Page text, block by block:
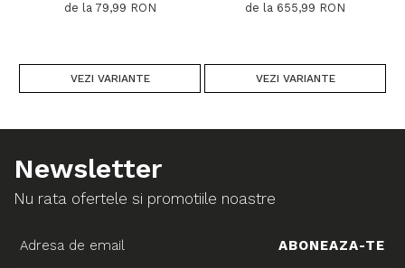
de la 79,99 RON
VEZI VARIANTE
de la 655,99 RON
VEZI VARIANTE
Newsletter
Nu rata ofertele si promotiile noastre